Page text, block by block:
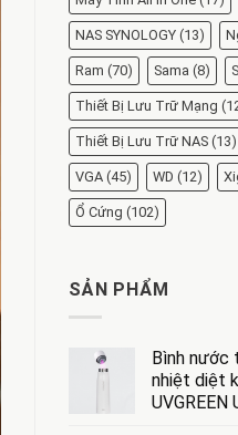
NAS SYNOLOGY (13)
Ram (70) Sama (8)
Thiết Bị Lưu Trữ Mạng
Thiết Bị Lưu Trữ NAS (13)
VGA (45) WD (12)
Ổ Cứng (102)
SẢN PHẨM
Bình nước
nhiệt diệt
UVGREEN